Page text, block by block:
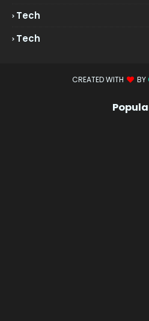
Tech
Tech
CREATED WITH BY